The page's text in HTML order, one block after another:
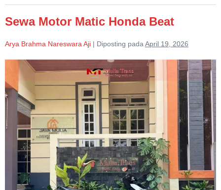
Pasuruan
Sewa Motor Matic Honda Beat
Arya Brahma Nareswara Aji | Diposting padaApril 19, 2026
Motor
Matic
Honda
Beat